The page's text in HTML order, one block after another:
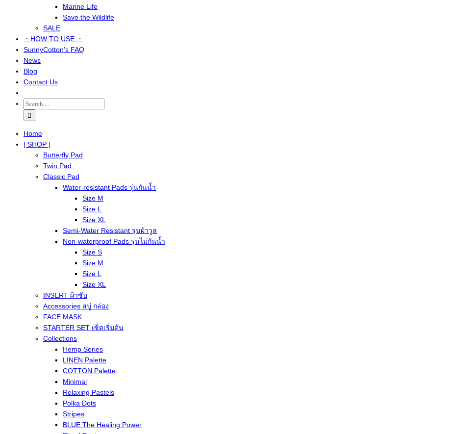
Marine Life
Save the Wildlife
SALE
・HOW TO USE ・
SunnyCotton’s FAQ
News
Blog
Contact Us
Home
[ SHOP ]
Butterfly Pad
Twin Pad
Classic Pad
Water-resistant Pads รุ่นกันน้ำ
Size M
Size L
Size XL
Semi-Water Resistant รุ่นผ้าวูล
Non-waterproof Pads รุ่นไม่กันน้ำ
Size S
Size M
Size L
Size XL
INSERT ผ้าซับ
Accessories สบู่ กล่อง
FACE MASK
STARTER SET เซ็ตเริ่มต้น
Collections
Hemp Series
LINEN Palette
COTTON Palette
Minimal
Relaxing Pastels
Polka Dots
Stripes
BLUE The Healing Power